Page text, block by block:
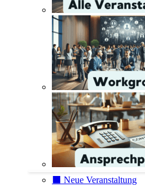
⬛️ Neue Veranstaltung